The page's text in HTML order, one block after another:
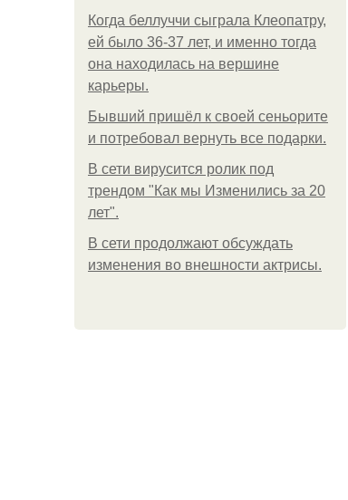
Когда беллуччи сыграла Клеопатру,
ей было 36-37 лет, и именно тогда
она находилась на вершине
карьеры.
Бывший пришёл к своей сеньорите
и потребовал вернуть все подарки.
В сети вирусится ролик под
трендом "Как мы Изменились за 20
лет".
В сети продолжают обсуждать
изменения во внешности актрисы.